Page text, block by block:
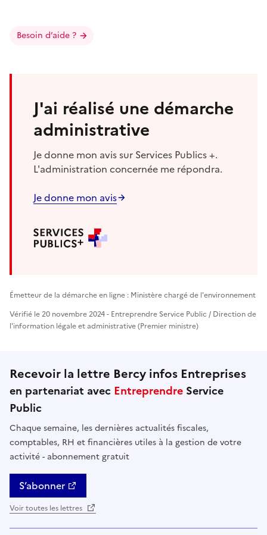
Besoin d’aide ?
J'ai réalisé une démarche
administrative
Je donne mon avis sur Services Publics +.
L'administration concernée me répondra.
Je donne mon avis
Émetteur de la démarche en ligne : Ministère chargé de l'environnement
Vérifié le 20 novembre 2024 - Entreprendre Service Public / Direction de
l'information légale et administrative (Premier ministre)
Recevoir la lettre Bercy infos Entreprises
en partenariat avec Entreprendre Service
Public
Chaque semaine, les dernières actualités fiscales,
comptables, RH et financières utiles à la gestion de votre
activité - abonnement gratuit
S’abonner
Voir toutes les lettres